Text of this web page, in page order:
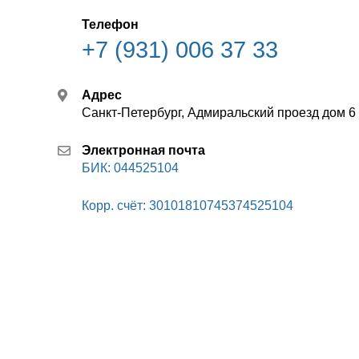
Телефон
+7 (931) 006 37 33
Адрес
Санкт-Петербург, Адмиральский проезд дом
Электронная почта
БИК: 044525104
Корр. счёт: 30101810745374525104